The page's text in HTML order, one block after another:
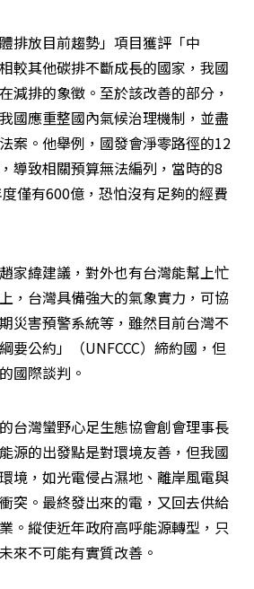
排放目前趨勢」項目獲評「中
較其他碳排不斷成長的國家，我國
減排的象徵。至於該改善的部分，
國應重整國內氣候治理機制，並盡
案。他舉例，國發會淨零路徑的12
導致相關預算無法編列，當時的8
僅有600億，恐怕沒有足夠的經費
家緯建議，對外也有台灣能幫上忙
，台灣具備強大的氣象實力，可協
災害預警系統等，雖然目前台灣不
要公約」（UNFCCC）締約國，但
國際談判。
台灣蠻野心足生態協會創會理事長
源的出發點是對環境友善，但我國
境，如光電侵占濕地、離岸風電與
突。最終發出來的電，又回去供給
。縱使近年政府高呼能源轉型，只
來不可能有實質改善。